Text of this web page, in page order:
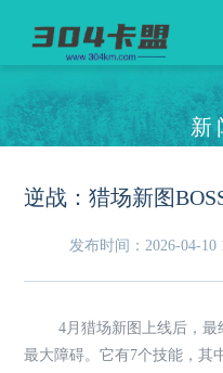
新
发布时间：2026-04-10
4月猎场新图上线后，最
最大障碍。它有7个技能，其